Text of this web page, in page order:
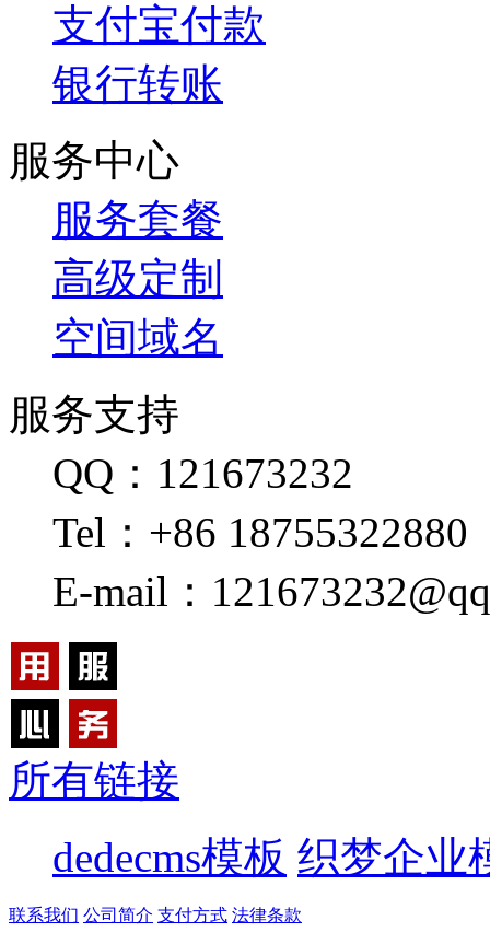
支付宝付款
银行转账
服务中心
服务套餐
高级定制
空间域名
服务支持
QQ：121673232
Tel：+86 18755322880
E-mail：
所有链接
dedecms模板 织梦企业
联系我们 公司简介 支付方式 法律条款